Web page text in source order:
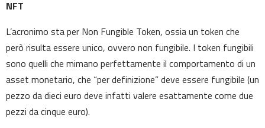
NFT
L’acronimo sta per Non Fungible Token, ossia un token che
però risulta essere unico, ovvero non fungibile. I token fungibili
sono quelli che mimano perfettamente il comportamento di un
asset monetario, che “per definizione” deve essere fungibile (un
pezzo da dieci euro deve infatti valere esattamente come due
pezzi da cinque euro).